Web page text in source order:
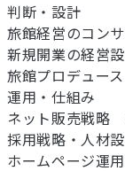
判断・設計
旅館経営のコン
新規開業の経営
旅館プロデュース
運用・仕組み
ネット販売戦略
採用戦略・人材
ホームページ運